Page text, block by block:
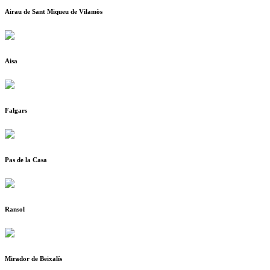
Airau de Sant Miqueu de Vilamòs
Aisa
Falgars
Pas de la Casa
Ransol
Mirador de Beixalís